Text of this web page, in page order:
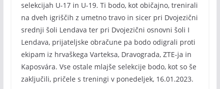
selekcijah U-17 in U-19. Ti bodo, kot običajno, trenirali
na dveh igriščih z umetno travo in sicer pri Dvojezični
srednji šoli Lendava ter pri Dvojezični osnovni šoli I
Lendava, prijateljske obračune pa bodo odigrali proti
ekipam iz hrvaškega Varteksa, Dravograda, ZTE-ja in
Kaposvára. Vse ostale mlajše selekcije bodo, kot so še
zaključili, pričele s treningi v ponedeljek, 16.01.2023.